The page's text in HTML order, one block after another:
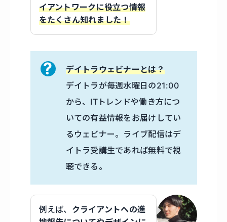
イアントワークに役立つ情報
をたくさん知れました！
デイトラウェビナーとは？
デイトラが毎週水曜日の21:00
から、ITトレンドや働き方につ
いての有益情報をお届けしてい
るウェビナー。ライブ配信はデ
イトラ受講生であれば無料で視
聴できる。
例えば、 クライアントへの進